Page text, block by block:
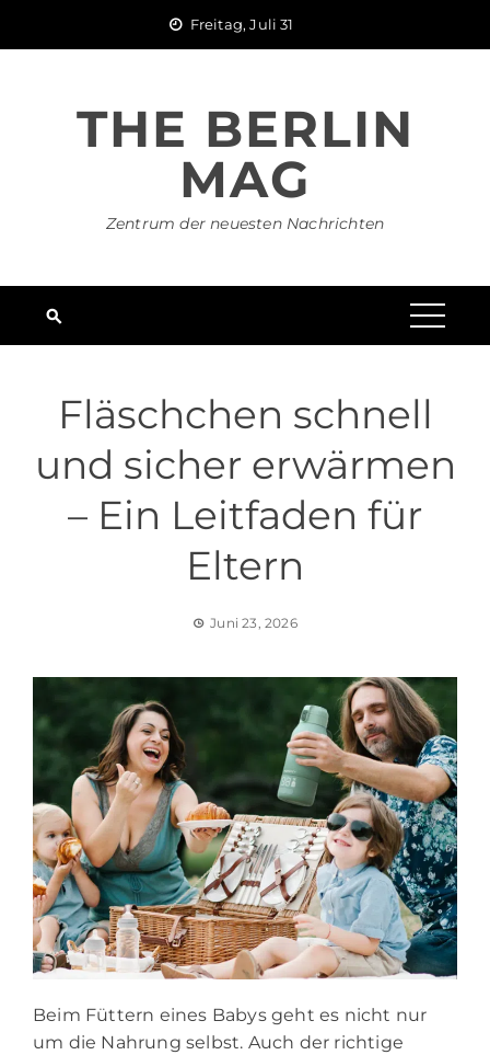
Freitag, Juli 31
THE BERLIN
MAG
Zentrum der neuesten Nachrichten
Fläschchen schnell
und sicher erwärmen
– Ein Leitfaden für
Eltern
Juni 23, 2026
Beim Füttern eines Babys geht es nicht nur
um die Nahrung selbst. Auch der richtige